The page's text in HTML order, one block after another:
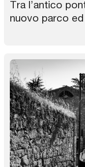
Tra l’antico
nuovo parco